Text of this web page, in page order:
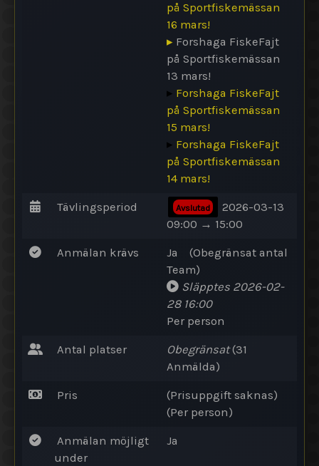
på Sportfiskemässan
16 mars!
▸ Forshaga FiskeFajt
på Sportfiskemässan
13 mars!
▸ Forshaga FiskeFajt
på Sportfiskemässan
15 mars!
▸ Forshaga FiskeFajt
på Sportfiskemässan
14 mars!
Tävlingsperiod Avslutad
2026-03-13
09:00 → 15:00
Anmälan krävs Ja (Obegränsat antal
Team)
Släpptes 2026-02-
28 16:00
Per person
Antal platser Obegränsat(31
Anmälda)
Pris
(Prisuppgift saknas)
(Per person)
Anmälan möjligt
under
Ja